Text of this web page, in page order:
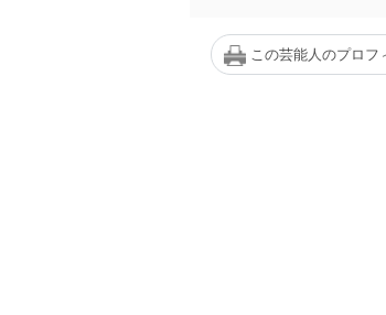
この芸能人のプロフ